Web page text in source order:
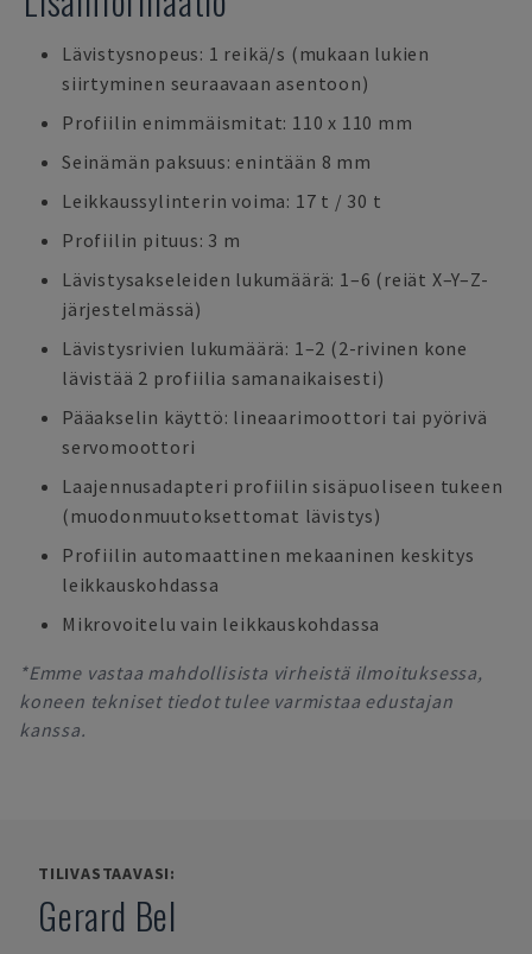
Lävistysnopeus: 1 reikä/s (mukaan lukien
siirtyminen seuraavaan asentoon)
Profiilin enimmäismitat: 110 x 110 mm
Seinämän paksuus: enintään 8 mm
Leikkaussylinterin voima: 17 t / 30 t
Profiilin pituus: 3 m
Lävistysakseleiden lukumäärä: 1–6 (reiät X–Y–Z-
järjestelmässä)
Lävistysrivien lukumäärä: 1–2 (2-rivinen kone
lävistää 2 profiilia samanaikaisesti)
Pääakselin käyttö: lineaarimoottori tai pyörivä
servomoottori
Laajennusadapteri profiilin sisäpuoliseen tukeen
(muodonmuutoksettomat lävistys)
Profiilin automaattinen mekaaninen keskitys
leikkauskohdassa
Mikrovoitelu vain leikkauskohdassa
*Emme vastaa mahdollisista virheistä ilmoituksessa,
koneen tekniset tiedot tulee varmistaa edustajan
kanssa.
TILIVASTAAVASI:
Gerard Bel